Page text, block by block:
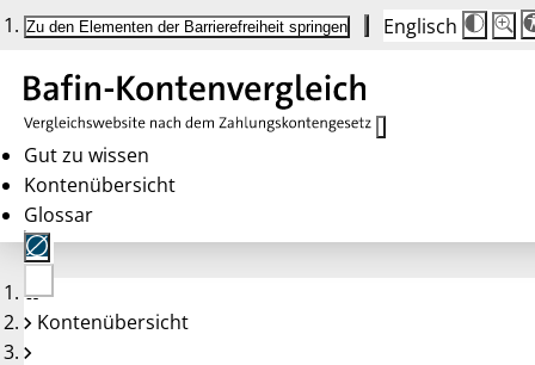
Zu den Elementen der Barrierefreiheit springen Englisch
Die
100%
Gut zu wissen
Kontenübersicht
Glossar
Keine
Konten
Kontenübersicht